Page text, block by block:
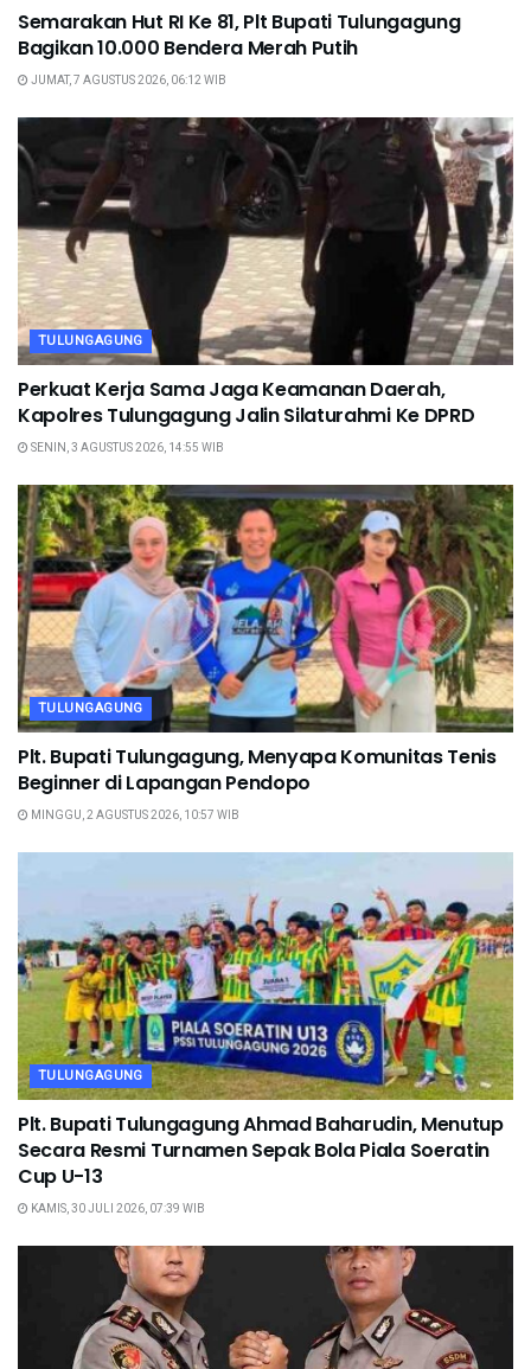
Semarakan Hut RI Ke 81, Plt Bupati Tulungagung
Bagikan 10.000 Bendera Merah Putih
JUMAT, 7 AGUSTUS 2026, 06:12 WIB
TULUNGAGUNG
Perkuat Kerja Sama Jaga Keamanan Daerah,
Kapolres Tulungagung Jalin Silaturahmi Ke DPRD
SENIN, 3 AGUSTUS 2026, 14:55 WIB
TULUNGAGUNG
Plt. Bupati Tulungagung, Menyapa Komunitas Tenis
Beginner di Lapangan Pendopo
MINGGU, 2 AGUSTUS 2026, 10:57 WIB
TULUNGAGUNG
Plt. Bupati Tulungagung Ahmad Baharudin, Menutup
Secara Resmi Turnamen Sepak Bola Piala Soeratin
Cup U-13
KAMIS, 30 JULI 2026, 07:39 WIB